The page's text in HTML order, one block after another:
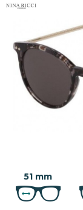
51 mm